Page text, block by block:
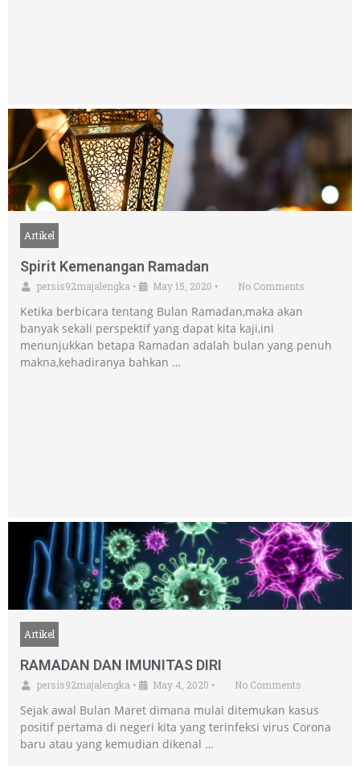
Artikel
Spirit Kemenangan Ramadan
persis92majalengka • May 15, 2020 • No Comments
Ketika berbicara tentang Bulan Ramadan,maka akan
banyak sekali perspektif yang dapat kita kaji,ini
menunjukkan betapa Ramadan adalah bulan yang penuh
makna,kehadiranya bahkan …
Artikel
RAMADAN DAN IMUNITAS DIRI
persis92majalengka • May 4, 2020 • No Comments
Sejak awal Bulan Maret dimana mulai ditemukan kasus
positif pertama di negeri kita yang terinfeksi virus Corona
baru atau yang kemudian dikenal …